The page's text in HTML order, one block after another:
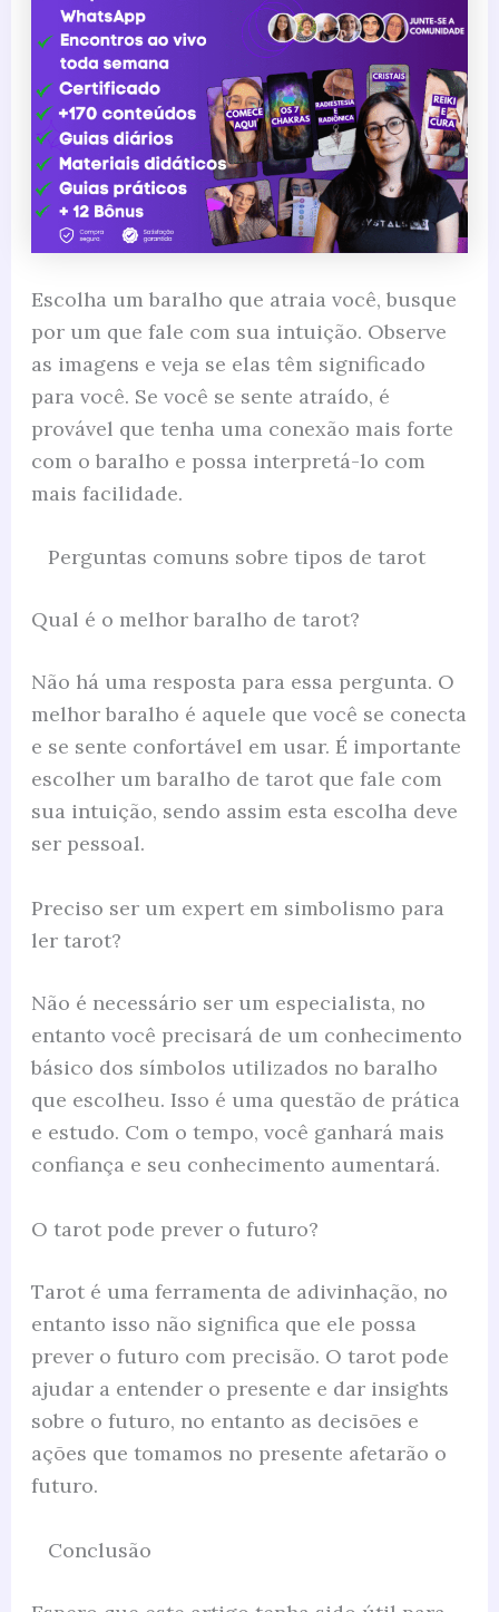
Escolha um baralho que atraia você, busque
por um que fale com sua intuição. Observe
as imagens e veja se elas têm significado
para você. Se você se sente atraído, é
provável que tenha uma conexão mais forte
com o baralho e possa interpretá-lo com
mais facilidade.
Perguntas comuns sobre tipos de tarot
Qual é o melhor baralho de tarot?
Não há uma resposta para essa pergunta. O
melhor baralho é aquele que você se conecta
e se sente confortável em usar. É importante
escolher um baralho de tarot que fale com
sua intuição, sendo assim esta escolha deve
ser pessoal.
Preciso ser um expert em simbolismo para
ler tarot?
Não é necessário ser um especialista, no
entanto você precisará de um conhecimento
básico dos símbolos utilizados no baralho
que escolheu. Isso é uma questão de prática
e estudo. Com o tempo, você ganhará mais
confiança e seu conhecimento aumentará.
O tarot pode prever o futuro?
Tarot é uma ferramenta de adivinhação, no
entanto isso não significa que ele possa
prever o futuro com precisão. O tarot pode
ajudar a entender o presente e dar insights
sobre o futuro, no entanto as decisões e
ações que tomamos no presente afetarão o
futuro.
Conclusão